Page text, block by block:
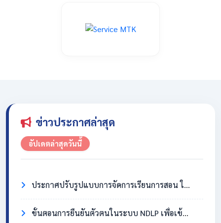
ข่าวประกาศล่าสุด
อัปเดตล่าสุดวันนี้
ประกาศปรับรูปแบบการจัดการเรียนการสอน ในวันที่ 31 กรกฎาคม 2569
ขั้นตอนการยืนยันตัวตนในระบบ NDLP เพื่อเข้าใช้งาน Chromebook